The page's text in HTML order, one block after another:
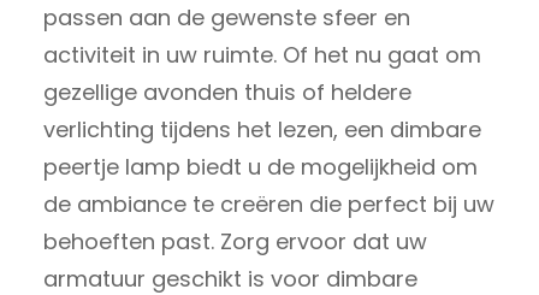
passen aan de gewenste sfeer en
activiteit in uw ruimte. Of het nu gaat om
gezellige avonden thuis of heldere
verlichting tijdens het lezen, een dimbare
peertje lamp biedt u de mogelijkheid om
de ambiance te creëren die perfect bij uw
behoeften past. Zorg ervoor dat uw
armatuur geschikt is voor dimbare